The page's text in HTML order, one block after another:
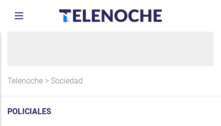
Telenoche > Sociedad
POLICIALES